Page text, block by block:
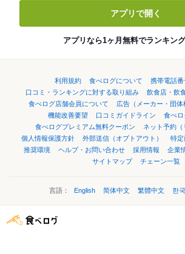
アプリで開く
アプリなら1ヶ月無料でランキング
利用規約 食べログについて
携帯電話
口コミ・ランキングに対する取り組み
飲食店・飲
食べログ店舗会員について
広告（メーカー・団
機能改善要望
口コミガイドライン
食べロ
食べログプレミアム無料クーポン
ネット予約（
個人情報保護方針
外部送信（オプトアウト）
特定
推奨環境
ヘルプ・お問い合わせ 採用情報 企業
サイトマップ
チェーン一覧
言語： English 简体中文 繁體中文 한